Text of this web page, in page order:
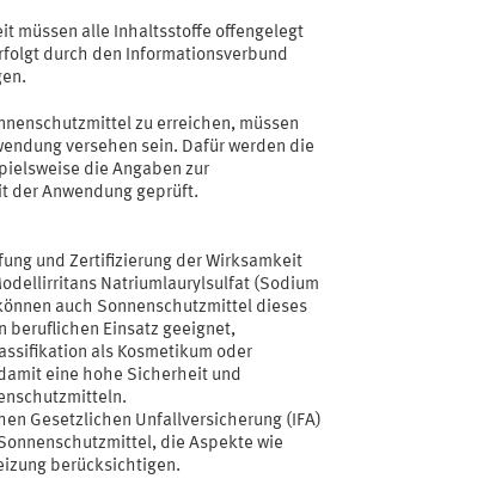
müssen alle Inhaltsstoffe offengelegt
durch den Informationsverbund
zu erreichen, müssen
versehen sein. Dafür werden die
die Angaben zur
der Anwendung geprüft.
und Zertifizierung der Wirksamkeit
Natriumlaurylsulfat (Sodium
auch Sonnenschutzmittel dieses
beruflichen Einsatz geeignet,
als Kosmetikum oder
eine hohe Sicherheit und
Gesetzlichen Unfallversicherung (IFA)
die Aspekte wie
berücksichtigen.